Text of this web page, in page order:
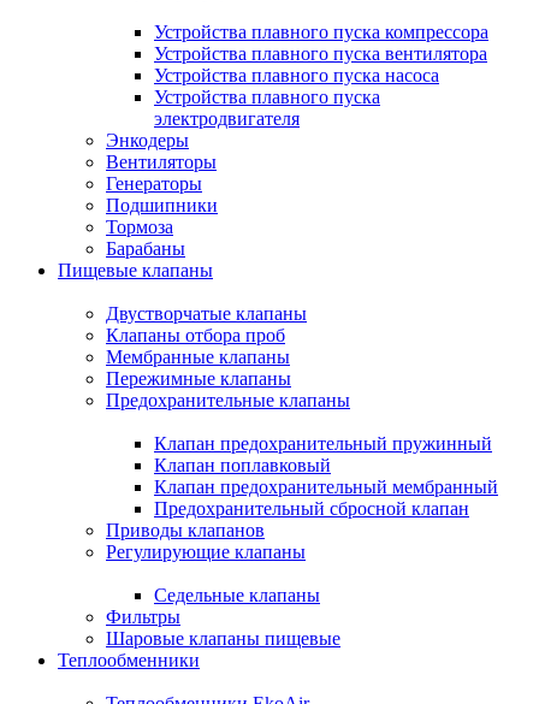
Устройства плавного пуска компрессора
Устройства плавного пуска вентилятора
Устройства плавного пуска насоса
Устройства плавного пуска
электродвигателя
Энкодеры
Вентиляторы
Генераторы
Подшипники
Тормоза
Барабаны
Пищевые клапаны
Двустворчатые клапаны
Клапаны отбора проб
Мембранные клапаны
Пережимные клапаны
Предохранительные клапаны
Клапан предохранительный пружинный
Клапан поплавковый
Клапан предохранительный мембранный
Предохранительный сбросной клапан
Приводы клапанов
Регулирующие клапаны
Седельные клапаны
Фильтры
Шаровые клапаны пищевые
Теплообменники